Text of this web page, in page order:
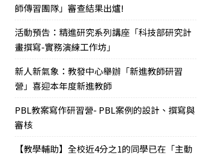
師傳習團隊」審查結果出爐!
活動預告：精進研究系列講座「科技部研究計
畫撰寫-實務演練工作坊」
新人新氣象：教發中心舉辦「新進教師研習
營」喜迎本年度新進教師
PBL教案寫作研習營- PBL案例的設計、撰寫與
審核
【教學輔助】全校近4分之1的同學已在「主動